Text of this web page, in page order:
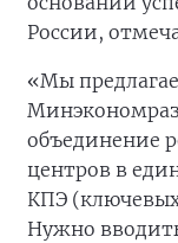
России,
«Мы
объединение
центров в
КПЭ
Нужно